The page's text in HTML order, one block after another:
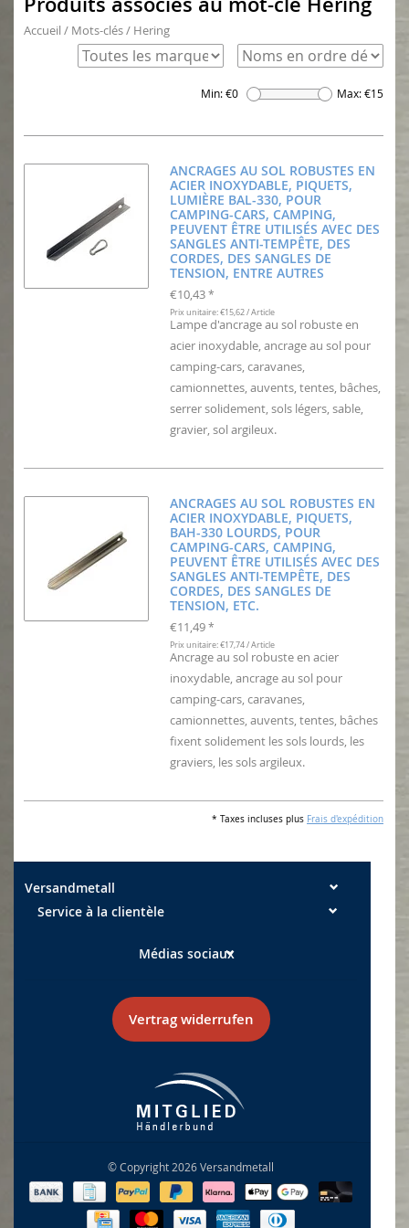
Accueil / Mots-clés/ Hering
Min: €0 Max: €15
ANCRAGES AU SOL ROBUSTES EN
ACIER INOXYDABLE, PIQUETS,
LUMIÈRE BAL-330, POUR
CAMPING-CARS, CAMPING,
PEUVENT ÊTRE UTILISÉS AVEC DES
SANGLES ANTI-TEMPÊTE, DES
CORDES, DES SANGLES DE
TENSION, ENTRE AUTRES
€10,43 *
Prix unitaire: €15,62 / Article
Lampe d'ancrage au sol robuste en
acier inoxydable, ancrage au sol pour
camping-cars, caravanes,
camionnettes, auvents, tentes, bâches,
serrer solidement, sols légers, sable,
gravier, sol argileux.
ANCRAGES AU SOL ROBUSTES EN
ACIER INOXYDABLE, PIQUETS,
BAH-330 LOURDS, POUR
CAMPING-CARS, CAMPING,
PEUVENT ÊTRE UTILISÉS AVEC DES
SANGLES ANTI-TEMPÊTE, DES
CORDES, DES SANGLES DE
TENSION, ETC.
€11,49 *
Prix unitaire: €17,74 / Article
Ancrage au sol robuste en acier
inoxydable, ancrage au sol pour
camping-cars, caravanes,
camionnettes, auvents, tentes, bâches
fixent solidement les sols lourds, les
graviers, les sols argileux.
* Taxes incluses plus Frais d'expédition
Versandmetall
Service à la clientèle
Médias sociaux
Vertrag widerrufen
© Copyright 2026 Versandmetall